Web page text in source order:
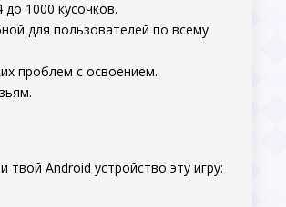
1000 кусочков.
для пользователей по всему
проблем с освоением.
Android устройство эту игру: